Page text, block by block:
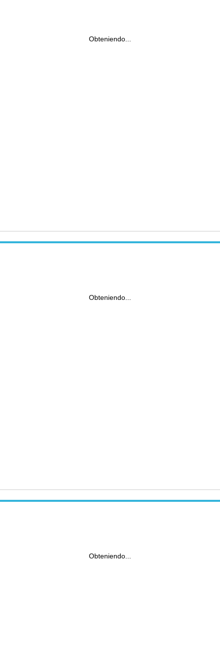
Obteniendo...
Obteniendo...
Obteniendo...